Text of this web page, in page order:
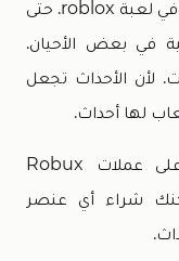
تصدر لعبة roblox أحداثًا جديدة للاعبين في لعبة roblox. حتى
في بعض الأحيان.
لأن الأحداث تجعل
لها أحداث.
في بعض الأحيان يمكنك الحصول على عملات Robux
شراء أي عنصر